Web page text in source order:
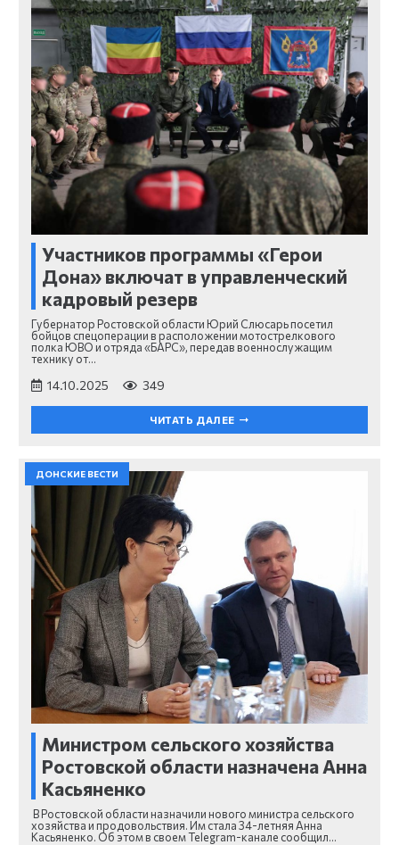
Участников программы «Герои
Дона» включат в управленческий
кадровый резерв
Губернатор Ростовской области Юрий Слюсарь посетил
бойцов спецоперации в расположении мотострелкового
полка ЮВО и отряда «БАРС», передав военнослужащим
технику от…
14.10.2025 349
ЧИТАТЬ ДАЛЕЕ
ДОНСКИЕ ВЕСТИ
Министром сельского хозяйства
Ростовской области назначена Анна
Касьяненко
В Ростовской области назначили нового министра сельского
хозяйства и продовольствия. Им стала 34-летняя Анна
Касьяненко. Об этом в своем Telegram-канале сообщил…